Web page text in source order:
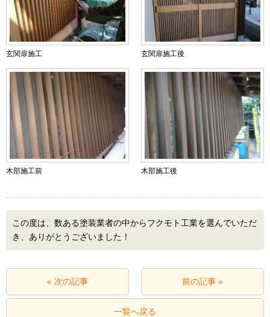
玄関扉施工 玄関扉施工後
木部施工前 木部施工後
この度は、数ある塗装業者の中からフクモト工業を選んでいただ
き、ありがとうございました！
« 次の記事 前の記事 »
一覧へ戻る